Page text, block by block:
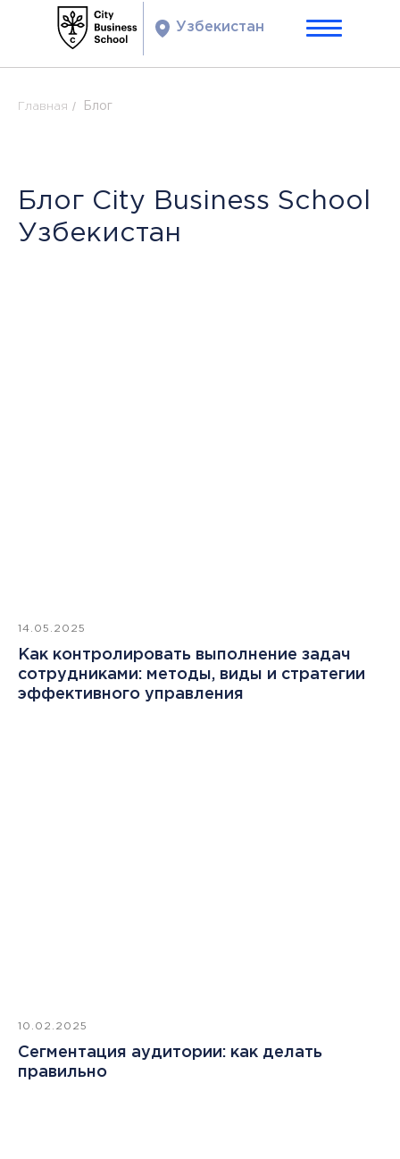
Узбекистан
Главная / Блог
Блог Сity Business Sсhool
Узбекистан
14.05.2025
Как контролировать выполнение задач
сотрудниками: методы, виды и стратегии
эффективного управления
10.02.2025
Сегментация аудитории: как делать
правильно